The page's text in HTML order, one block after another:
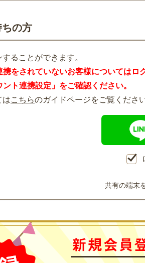
の方
ることができます。
をされていないお客様については
ト連携設定」をご確認ください。
はこちらのガイドページをご覧ください
共有の端末